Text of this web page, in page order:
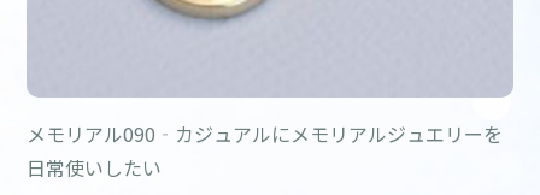
メモリアル090‐カジュアルにメモリアルジュエリーを
日常使いしたい